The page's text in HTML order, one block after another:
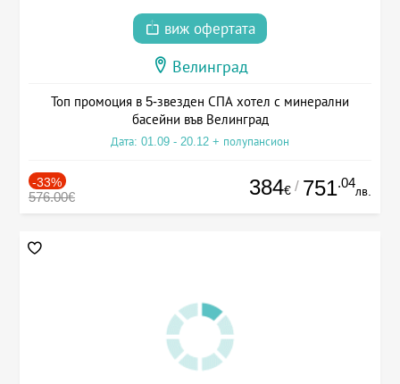
виж офертата
Велинград
Топ промоция в 5-звезден СПА хотел с минерални
басейни във Велинград
Дата: 01.09 - 20.12 + полупансион
-33%
576.00€ 384€ / 751.04
лв.